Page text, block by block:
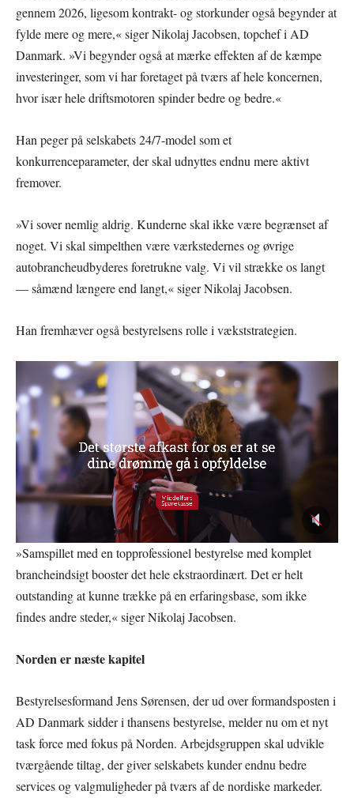
gennem 2026, ligesom kontrakt- og storkunder også begynder at
fylde mere og mere,« siger Nikolaj Jacobsen, topchef i AD
Danmark. »Vi begynder også at mærke effekten af de kæmpe
investeringer, som vi har foretaget på tværs af hele koncernen,
hvor især hele driftsmotoren spinder bedre og bedre.«
Han peger på selskabets 24/7-model som et
konkurrenceparameter, der skal udnyttes endnu mere aktivt
fremover.
»Vi sover nemlig aldrig. Kunderne skal ikke være begrænset af
noget. Vi skal simpelthen være værkstedernes og øvrige
autobrancheudbyderes foretrukne valg. Vi vil strække os langt
— såmænd længere end langt,« siger Nikolaj Jacobsen.
Han fremhæver også bestyrelsens rolle i vækststrategien.
»Samspillet med en topprofessionel bestyrelse med komplet
brancheindsigt booster det hele ekstraordinært. Det er helt
outstanding at kunne trække på en erfaringsbase, som ikke
findes andre steder,« siger Nikolaj Jacobsen.
Norden er næste kapitel
Bestyrelsesformand Jens Sørensen, der ud over formandsposten i
AD Danmark sidder i thansens bestyrelse, melder nu om et nyt
task force med fokus på Norden. Arbejdsgruppen skal udvikle
tværgående tiltag, der giver selskabets kunder endnu bedre
services og valgmuligheder på tværs af de nordiske markeder.